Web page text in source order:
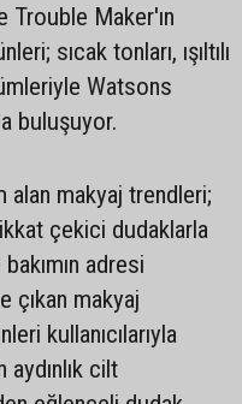
Trouble Maker'ın
sıcak tonları, ışıltılı
Watsons
buluşuyor.
alan makyaj trendleri;
çekici dudaklarla
adresi
çıkan makyaj
kullanıcılarıyla
cilt